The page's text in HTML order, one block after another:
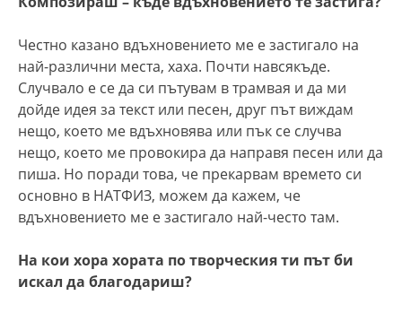
Честно казано вдъхновението ме е застигало на
най-различни места, хаха. Почти навсякъде.
Случвало е се да си пътувам в трамвая и да ми
дойде идея за текст или песен, друг път виждам
нещо, което ме вдъхновява или пък се случва
нещо, което ме провокира да направя песен или да
пиша. Но поради това, че прекарвам времето си
основно в НАТФИЗ, можем да кажем, че
вдъхновението ме е застигало най-често там.
На кои хора хората по творческия ти път би
искал да благодариш?